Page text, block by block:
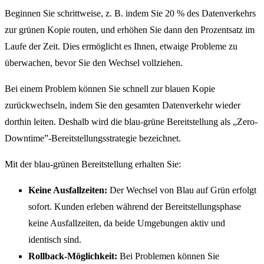
Beginnen Sie schrittweise, z. B. indem Sie 20 % des Datenverkehrs
zur grünen Kopie routen, und erhöhen Sie dann den Prozentsatz im
Laufe der Zeit. Dies ermöglicht es Ihnen, etwaige Probleme zu
überwachen, bevor Sie den Wechsel vollziehen.
Bei einem Problem können Sie schnell zur blauen Kopie
zurückwechseln, indem Sie den gesamten Datenverkehr wieder
dorthin leiten. Deshalb wird die blau-grüne Bereitstellung als „Zero-
Downtime”-Bereitstellungsstrategie bezeichnet.
Mit der blau-grünen Bereitstellung erhalten Sie:
Keine Ausfallzeiten: Der Wechsel von Blau auf Grün erfolgt
sofort. Kunden erleben während der Bereitstellungsphase
keine Ausfallzeiten, da beide Umgebungen aktiv und
identisch sind.
Rollback-Möglichkeit: Bei Problemen können Sie